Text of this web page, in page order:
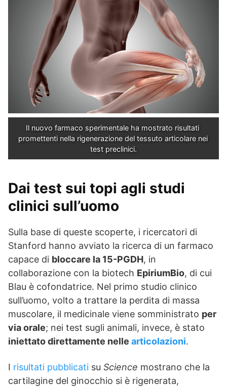
Il nuovo farmaco sperimentale ha mostrato risultati
promettenti nella rigenerazione del tessuto articolare nei
test preclinici.
Dai test sui topi agli studi
clinici sull’uomo
Sulla base di queste scoperte, i ricercatori di
Stanford hanno avviato la ricerca di un farmaco
capace di bloccare la 15-PGDH, in
collaborazione con la biotech EpiriumBio, di cui
Blau è cofondatrice. Nel primo studio clinico
sull’uomo, volto a trattare la perdita di massa
muscolare, il medicinale viene somministrato per
via orale; nei test sugli animali, invece, è stato
iniettato direttamente nelle articolazioni.
I risultati pubblicati su Science mostrano che la
cartilagine del ginocchio si è rigenerata,